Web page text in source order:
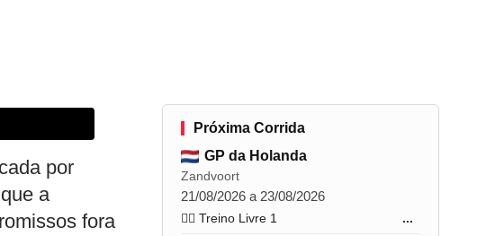
por
a
fora
Próxima Corrida
GP da Holanda
Zandvoort
21/08/2026 a 23/08/2026
🏋️‍♂️ Treino Livre 1 ...